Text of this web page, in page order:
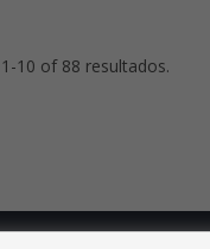
1-10 of 88 resultados.